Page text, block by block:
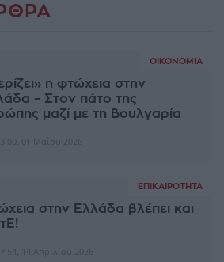
ΟΙΚΟΝΟΜΊΑ
η φτώχεια στην
– Στον πάτο της
μαζί με τη Βουλγαρία
ΕΠΙΚΑΙΡΌΤΗΤΑ
στην Ελλάδα βλέπει και